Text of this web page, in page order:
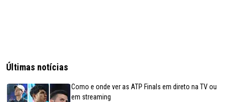
Últimas notícias
Como e onde ver as ATP Finals em direto na TV ou
em streaming